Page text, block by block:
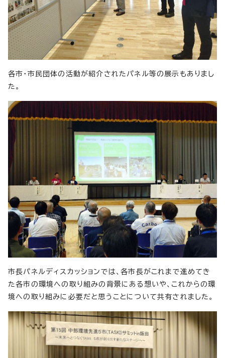
各市・市民団体の活動が紹介されたパネル等の展示もありまし
た。
市長パネルディスカッションでは、各市長がこれまで進めてき
た各市の環境への取り組みの背景にある想いや、これからの環
境への取り組みに必要だと思うことについて共有されました。